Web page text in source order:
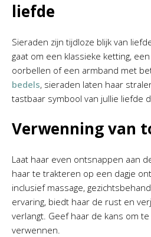
liefde
Sieraden zijn tijdloze blijk van
gaat om een klassieke ketting,
oorbellen of een armband met
bedels, sieraden laten haar
tastbaar symbool van jullie liefde
Verwenning van
Laat haar even ontsnappen aan
haar te trakteren op een dagje
inclusief massage,
ervaring, biedt haar de rust en
verlangt. Geef haar de kans om
verwennen.